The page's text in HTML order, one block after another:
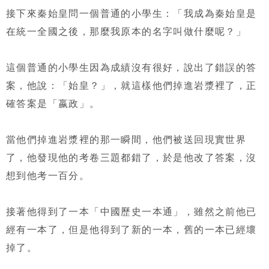
接下來秦始皇問一個普通的小學生：「我成為秦始皇是
在統一全國之後，那麼我原本的名字叫做什麼呢？」
這個普通的小學生因為成績沒有很好，說出了錯誤的答
案，他說：「始皇？」，就這樣他們掉進岩漿裡了，正
確答案是「嬴政」。
當他們掉進岩漿裡的那一瞬間，他們被送回現實世界
了，他發現他的考卷三題都錯了，於是他改了答案，沒
想到他考一百分。
接著他得到了一本「中國歷史一本通」，雖然之前他已
經有一本了，但是他得到了新的一本，舊的一本已經壞
掉了。